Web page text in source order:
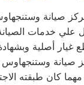
صيانة
علي خدمات الصيانة
غيار أصلية
كان طبقته